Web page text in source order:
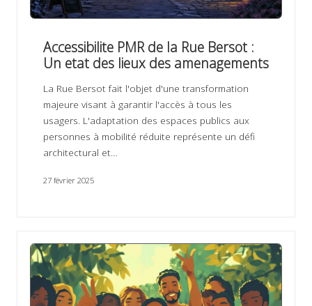
Accessibilite PMR de la Rue Bersot :
Un etat des lieux des amenagements
La Rue Bersot fait l'objet d'une transformation
majeure visant à garantir l'accès à tous les
usagers. L'adaptation des espaces publics aux
personnes à mobilité réduite représente un défi
architectural et…
27 février 2025